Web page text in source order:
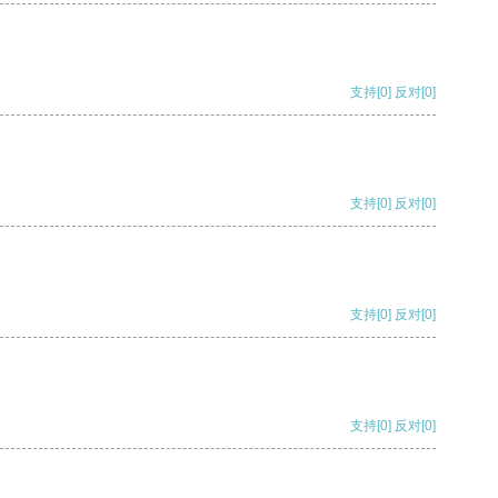
支持[0] 反对[0]
支持[0] 反对[0]
支持[0] 反对[0]
支持[0] 反对[0]